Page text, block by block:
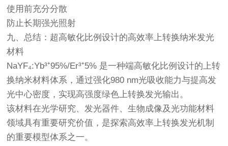
使用前充分分散
防止长期强光照射
九、总结：超高敏化比例设计的高效率上转换纳米发光
材料
NaYF₄:Yb³⁺95%/Er³⁺5% 是一种端高敏化比例设计的上转
换纳米材料体系，通过强化980 nm光吸收能力与提高发
光中心密度，实现高强度绿色上转换发光输出。
该材料在光学研究、发光器件、生物成像及光功能材料
领域具有重要研究价值，是探索高效率上转换发光机制
的重要模型体系之一。